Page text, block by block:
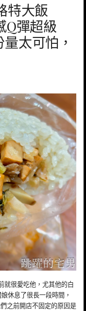
特大飯
Q彈超級
太可怕，
就很愛吃他，尤其他的白
休息了很長一段時間，
之前開店不固定的原因是